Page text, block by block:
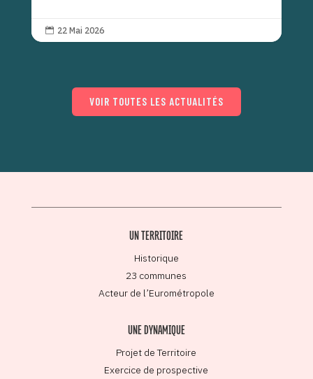
 22 Mai 2026
VOIR TOUTES LES ACTUALITÉS
UN TERRITOIRE
Historique
23 communes
Acteur de l’Eurométropole
UNE DYNAMIQUE
Projet de Territoire
Exercice de prospective